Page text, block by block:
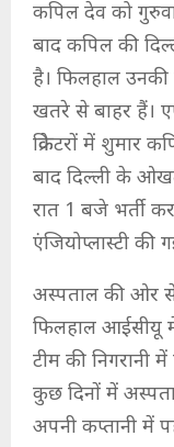
कपिल देव को
बाद कपिल की
है। फिलहाल
खतरे से बाहर हैं।
क्रिकेटरों में शुमार
बाद दिल्ली के
रात 1 बजे भर्ती
एंजियोप्लास्टी की
अस्पताल की ओर
फिलहाल आईसीयू
टीम की निगरानी
कुछ दिनों में
अपनी कप्तानी में